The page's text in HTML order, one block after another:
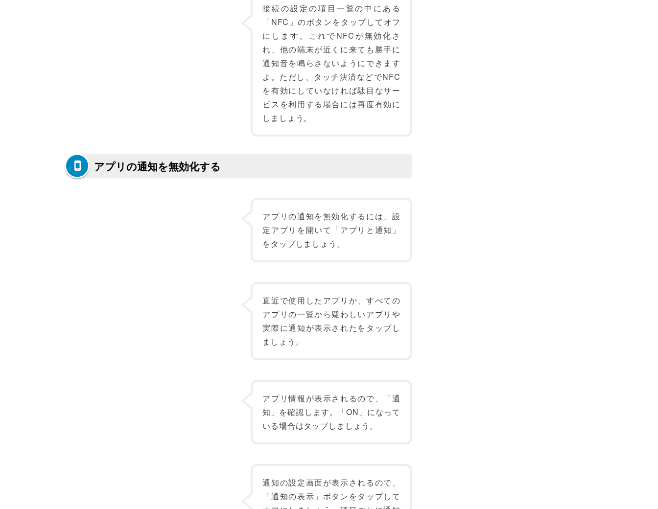
接続の設定の項目一覧の中にある
「NFC」のボタンをタップしてオフ
にします。これでNFCが無効化さ
れ、他の端末が近くに来ても勝手に
通知音を鳴らさないようにできます
よ。ただし、タッチ決済などでNFC
を有効にしていなければ駄目なサー
ビスを利用する場合には再度有効に
しましょう。
アプリの通知を無効化する
アプリの通知を無効化するには、設
定アプリを開いて「アプリと通知」
をタップしましょう。
直近で使用したアプリか、すべての
アプリの一覧から疑わしいアプリや
実際に通知が表示されたをタップし
ましょう。
アプリ情報が表示されるので、「通
知」を確認します。「ON」になって
いる場合はタップしましょう。
通知の設定画面が表示されるので、
「通知の表示」ボタンをタップして